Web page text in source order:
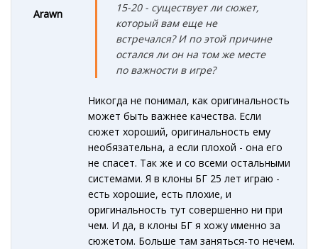
Arawn
15-20 - существует ли сюжет,
который вам еще не
встречался?И по этой причине
остался ли он на том же месте
по важности в игре?
Никогда не понимал, как оригинальность
может быть важнее качества. Если
сюжет хороший, оригинальность ему
необязательна, а если плохой - она его
не спасет. Так же и со всеми остальными
системами. Я в клоны БГ 25 лет играю -
есть хорошие, есть плохие, и
оригинальность тут совершенно ни при
чем. И да, в клоны БГ я хожу именно за
сюжетом. Больше там заняться-то нечем.